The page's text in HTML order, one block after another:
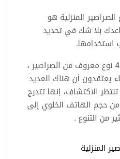
المنزلية هو
بلا شك في تحديد
استخدامها.
يوجد حاليًا أكثر من 4500 نوع معروف من الصراصير ،
يعتقدون أن هناك العديد
الاكتشاف، إنها تتدرج
حجم الهاتف الخلوي إلى
من التنوع .